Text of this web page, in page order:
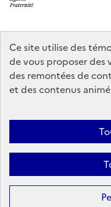
Ce site utilise des
de vous proposer des
des remontées de
et des contenus
data.gouv.fr
service-public.gouv.fr
Contact Mentions légales
Politique générale de
des témoins de connexion
Sauf mention contraire, tous